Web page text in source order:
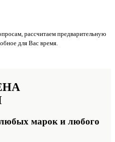
рассчитаем предварительную
для Вас время.
марок и любого